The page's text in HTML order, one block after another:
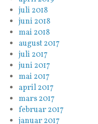
juli 2018
juni 2018
mai 2018
august 2017
juli 2017
juni 2017
mai 2017
april 2017
mars 2017
februar 2017
januar 2017